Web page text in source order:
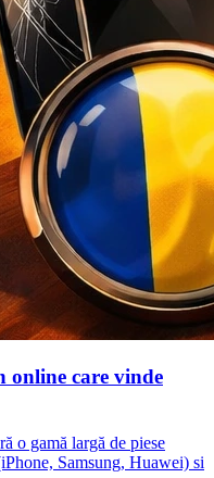
online care vinde
o gamă largă de piese
Samsung, Huawei) si